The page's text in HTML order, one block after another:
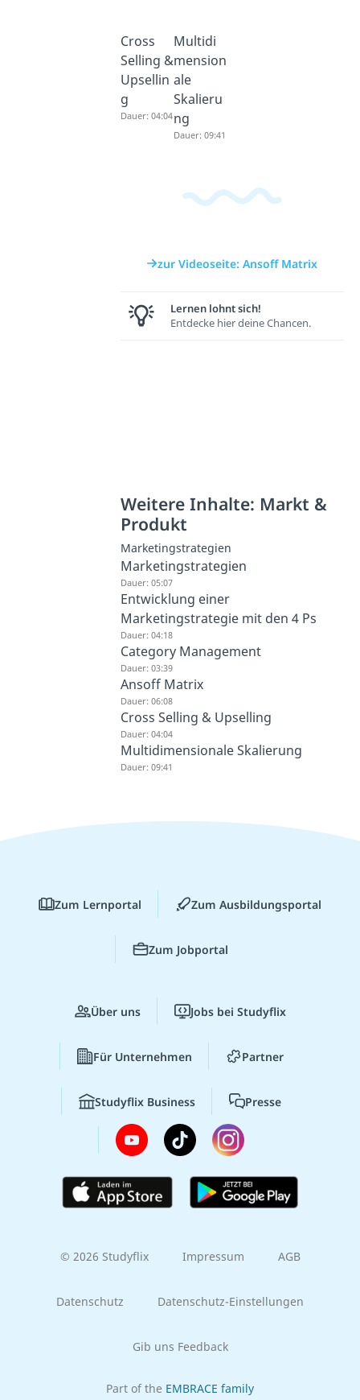
Cross
Selling &
Upsellin
g
Dauer: 04:04
Multidi
mension
ale
Skalieru
ng
Dauer: 09:41
zur Videoseite: Ansoff Matrix
Lernen lohnt sich!
Entdecke hier deine Chancen.
Weitere Inhalte: Markt &
Produkt
Marketingstrategien
Marketingstrategien
Dauer: 05:07
Entwicklung einer
Marketingstrategie mit den 4 Ps
Dauer: 04:18
Category Management
Dauer: 03:39
Ansoff Matrix
Dauer: 06:08
Cross Selling & Upselling
Dauer: 04:04
Multidimensionale Skalierung
Dauer: 09:41
Zum Lernportal Zum Ausbildungsportal
Zum Jobportal
Über uns Jobs bei Studyflix
Für Unternehmen Partner
Studyflix Business Presse
© 2026 Studyflix Impressum AGB
Datenschutz Datenschutz-Einstellungen
Gib uns Feedback
Part of the EMBRACE family